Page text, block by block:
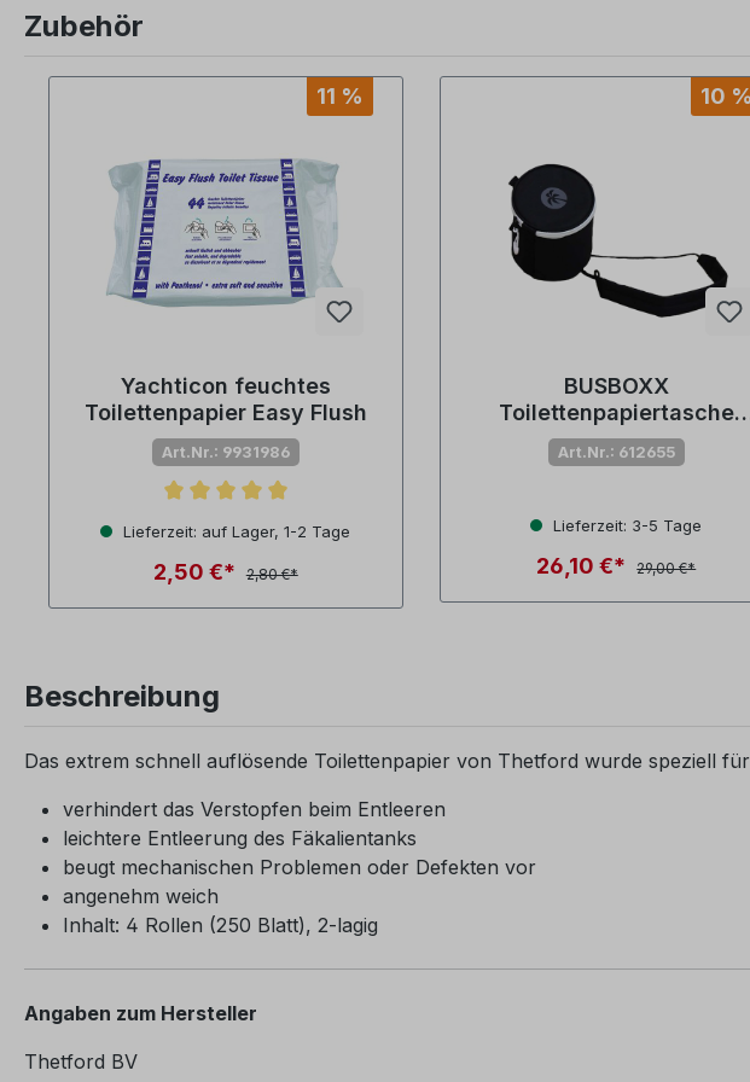
Zubehör
11 %
Yachticon feuchtes
Toilettenpapier Easy Flush
Art.Nr.: 9931986
Durchschnittliche Bewertung von 5 von 5 Sternen
Lieferzeit: auf Lager, 1-2 Tage
2,50 €* 2,80 €*
10 %
BUSBOXX
Toilettenpapiertasche
PaperBOXX black
Art.Nr.: 612655
Lieferzeit: 3-5 Tage
26,10 €* 29,00 €*
Beschreibung
Das extrem schnell auflösende Toilettenpapier von Thetford wurde speziell
verhindert das Verstopfen beim Entleeren
leichtere Entleerung des Fäkalientanks
beugt mechanischen Problemen oder Defekten vor
angenehm weich
Inhalt: 4 Rollen (250 Blatt), 2-lagig
Angaben zum Hersteller
Thetford BV